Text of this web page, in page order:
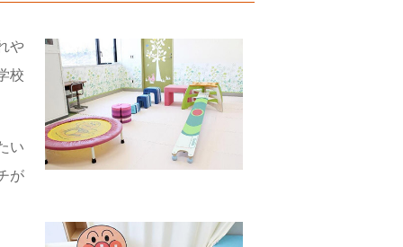
や
校
い
が